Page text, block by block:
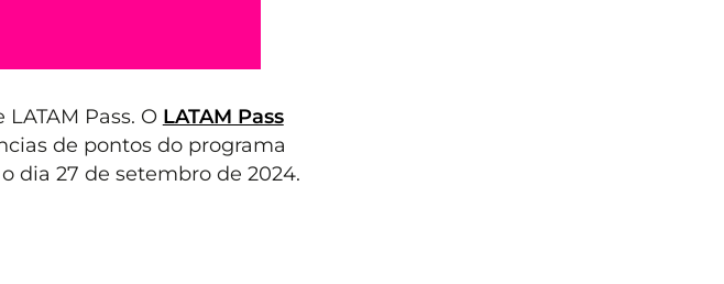
Pass. O LATAM Pass
de pontos do programa
dia 27 de setembro de 2024.